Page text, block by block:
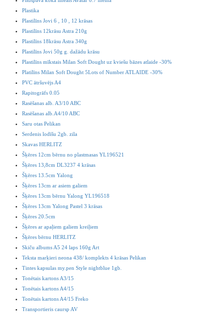
Plastika
Plastilīns Jovi 6 , 10 , 12 krāsas
Plastilīns 12krāsu Astra 210g
Plastilīns 18krāsu Astra 340g
Plastilīns Jovi 50g g. dažādu krāsu
Plastilīns mīkstais Milan Soft Dought uz kviešu bāzes atlaide -30%
Platilīns Milan Soft Dought 5Lots of Number ATLAIDE -30%
PVC ātršuvējs A4
Rapitogrāfs 0.05
Rasēšanas alb. A3/10 ABC
Rasēšanas alb.A4/10 ABC
Saru otas Pelikan
Serdenis lodīšu 2gb. zila
Skavas HERLITZ
Šķēres 12cm bērnu no plastmasas YL196521
Šķēres 13,8cm DL3237 4 krāsas
Šķēres 13.5cm Yalong
Šķēres 13cm ar asiem galiem
Šķēres 13cm bērnu Yalong YL196518
Šķēres 13cm Yalong Pastel 3 krāsas
Šķēres 20.5cm
Šķēres ar apaļiem galiem kreiļiem
Šķēres bērnu HERLITZ
Skiču albums A5 24 laps 160g Art
Teksta marķieri neona 438/ komplekts 4 krāsas Pelikan
Tintes kapsulas my.pen Style nightblue 1gb.
Tonētais kartons A3/15
Tonētais kartons A4/15
Tonētais kartons A4/15 Freko
Transportieris caursp AV